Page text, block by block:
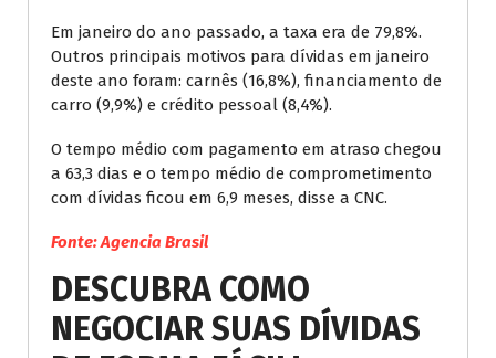
Em janeiro do ano passado, a taxa era de 79,8%.
Outros principais motivos para dívidas em janeiro
deste ano foram: carnês (16,8%), financiamento de
carro (9,9%) e crédito pessoal (8,4%).
O tempo médio com pagamento em atraso chegou
a 63,3 dias e o tempo médio de comprometimento
com dívidas ficou em 6,9 meses, disse a CNC.
Fonte: Agencia Brasil
DESCUBRA COMO
NEGOCIAR SUAS DÍVIDAS